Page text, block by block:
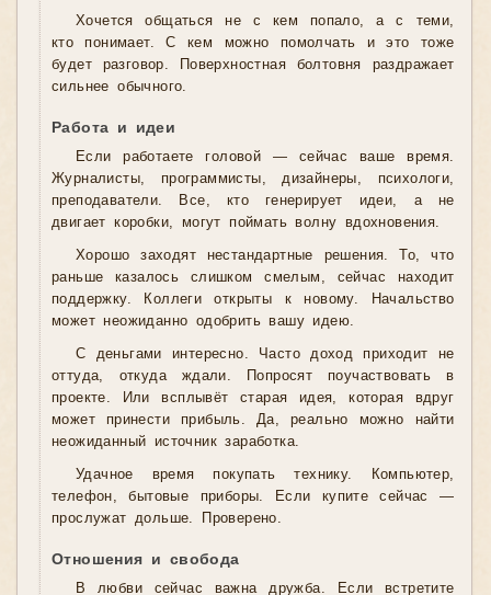
Хочется общаться не с кем попало, а с теми,
кто понимает. С кем можно помолчать и это тоже
будет разговор. Поверхностная болтовня раздражает
сильнее обычного.
Работа и идеи
Если работаете головой — сейчас ваше время.
Журналисты, программисты, дизайнеры, психологи,
преподаватели. Все, кто генерирует идеи, а не
двигает коробки, могут поймать волну вдохновения.
Хорошо заходят нестандартные решения. То, что
раньше казалось слишком смелым, сейчас находит
поддержку. Коллеги открыты к новому. Начальство
может неожиданно одобрить вашу идею.
С деньгами интересно. Часто доход приходит не
оттуда, откуда ждали. Попросят поучаствовать в
проекте. Или всплывёт старая идея, которая вдруг
может принести прибыль. Да, реально можно найти
неожиданный источник заработка.
Удачное время покупать технику. Компьютер,
телефон, бытовые приборы. Если купите сейчас —
прослужат дольше. Проверено.
Отношения и свобода
В любви сейчас важна дружба. Если встретите